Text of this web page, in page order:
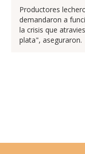
Productores
demandaron a
la crisis que
plata", aseguraron.